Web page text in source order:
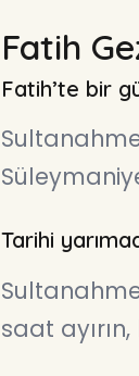
Fatih
Fatih’te bir
Tarihi
saat